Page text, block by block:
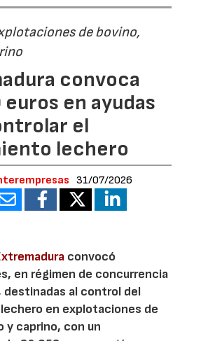
de bovino,
convoca
en ayudas
el
lechero
31/07/2026
convocó
en régimen de concurrencia
al control del
en explotaciones de
y caprino, con un